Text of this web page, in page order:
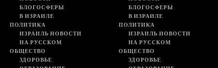
БЛОГОСФЕРЫ
В ИЗРАИЛЕ
ПОЛИТИКА
ИЗРАИЛЬ НОВОСТИ
НА РУССКОМ
ОБЩЕСТВО
ЗДОРОВЬЕ
БЛОГОСФЕРЫ
В ИЗРАИЛЕ
ПОЛИТИКА
ИЗРАИЛЬ НОВОСТИ
НА РУССКОМ
ОБЩЕСТВО
ЗДОРОВЬЕ